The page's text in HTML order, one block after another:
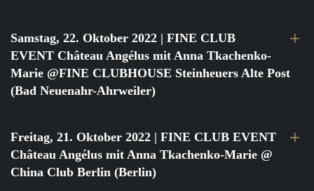
Samstag, 22. Oktober 2022 | FINE CLUB
EVENT Château Angélus mit Anna Tkachenko-
Marie @FINE CLUBHOUSE Steinheuers Alte Post
(Bad Neuenahr-Ahrweiler)
Freitag, 21. Oktober 2022 | FINE CLUB EVENT
Château Angélus mit Anna Tkachenko-Marie @
China Club Berlin (Berlin)